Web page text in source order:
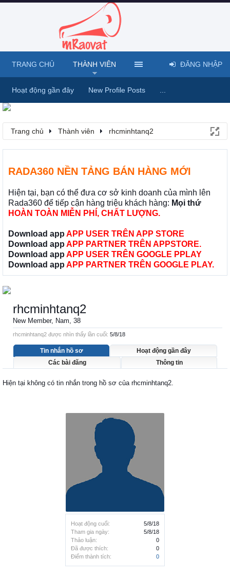
Trang chủ Thành viên rhcminhtanq2
RADA360 NỀN TẢNG BÁN HÀNG MỚI
Hiện tại, bạn có thể đưa cơ sở kinh doanh của mình lên
Rada360 để tiếp cận hàng triệu khách hàng: Mọi thứ
HOÀN TOÀN MIỄN PHÍ, CHẤT LƯỢNG.
Download app APP USER TRÊN APP STORE
Download app APP PARTNER TRÊN APPSTORE.
Download app APP USER TRÊN GOOGLE PPLAY
Download app APP PARTNER TRÊN GOOGLE PLAY.
Hoạt động cuối:
5/8/18
Tham gia ngày:
5/8/18
Thảo luận:
0
Đã được thích:
0
Điểm thành tích:
0
rhcminhtanq2
New Member, Nam, 38
rhcminhtanq2 được nhìn thấy lần cuối: 5/8/18
Tin nhắn hồ sơ
Hoạt động gần đây
Các bài đăng
Thông tin
Hiện tại không có tin nhắn trong hồ sơ của rhcminhtanq2.
TRANG CHỦ THÀNH VIÊN
Hoạt động gần đây New Profile Posts
ĐĂNG NHẬP